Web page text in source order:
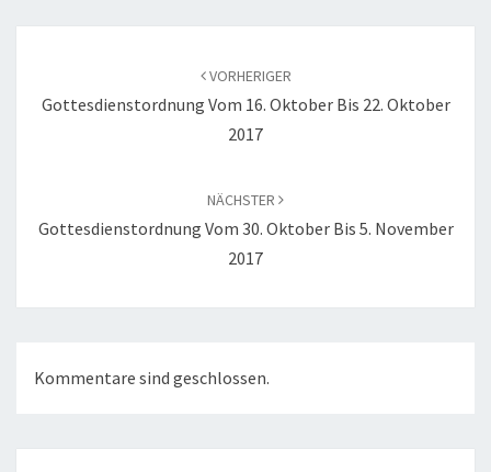
VORHERIGER
Gottesdienstordnung Vom 16. Oktober Bis 22. Oktober
2017
NÄCHSTER
Gottesdienstordnung Vom 30. Oktober Bis 5. November
2017
Kommentare sind geschlossen.